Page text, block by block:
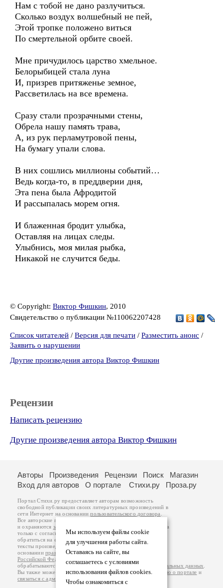
Нам с тобой не дано разлучиться.
Сколько воздух волшебный не пей,
Этой тропке положено виться
По смертельной орбите своей.
Мне причудилось царство хмельное.
Белорыбицей стала луна
И, призрев притяженье земное,
Рассветилась на все времена.
Сразу стали прозрачными стены,
Обрела нашу память трава,
А, из рук перламутровой пены,
На бумагу упали слова.
В них сошлись миллионы событий…
Ведь когда-то, в преддверии дня,
Эта пена была Афродитой
И рассыпалась морем огня.
И блаженная бродит улыбка,
Оставляя на лицах следы.
Улыбнись, моя милая рыбка,
Никакой не случится беды.
© Copyright: Виктор Фишкин, 2010
Свидетельство о публикации №110062207428
Список читателей / Версия для печати / Разместить анонс /
Заявить о нарушении
Другие произведения автора Виктор Фишкин
Рецензии
Написать рецензию
Другие произведения автора Виктор Фишкин
Мы используем файлы cookie
для улучшения работы сайта.
Оставаясь на сайте, вы
соглашаетесь с условиями
использования файлов cookies.
Чтобы ознакомиться с
Авторы Произведения Рецензии Поиск
Магазин
Вход для авторов
О портале Стихи.ру Проза.ру
Портал Стихи.ру предоставляет авторам возможность
свободной публикации своих литературных произведений в
сети Интернет на основаниипользовательского договора
Все авторские права на произведения принадлежат авторам
и охраняются законом
. Перепечатка произведений возможна
только с согласия его автора, к которому вы можете
обратиться на его авторской странице. Ответственность за
тексты произведений авторы несут самостоятельно на
основанииправил публикацииизаконодательства
Российской Федерации
обрабатываются на основанииПолитики обработки персональных данных
Вы также можете посмотреть более подробнуюинформацию о портале и
связаться с администрацией